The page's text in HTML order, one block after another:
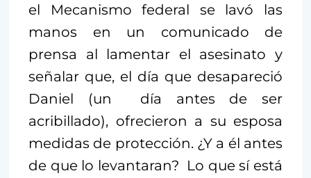
el Mecanismo federal se lavó las
manos en un comunicado de
prensa al lamentar el asesinato y
señalar que, el día que desapareció
Daniel (un día antes de ser
acribillado), ofrecieron a su esposa
medidas de protección. ¿Y a él antes
de que lo levantaran? Lo que sí está